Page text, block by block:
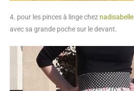
4. pour les pinces à linge chez nadisabelle
avec sa grande poche sur le devant.